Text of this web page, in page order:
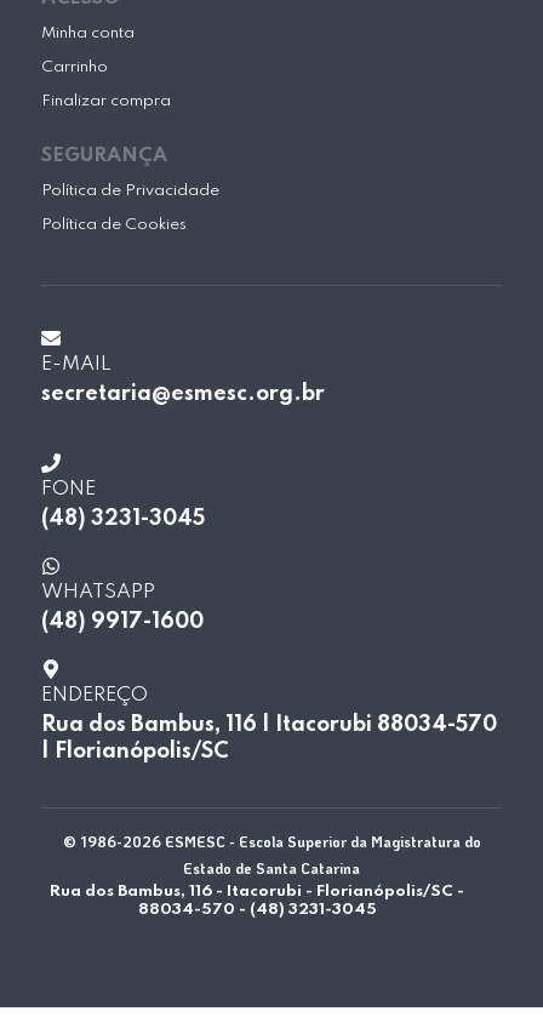
Minha conta
Carrinho
Finalizar compra
SEGURANÇA
Política de Privacidade
Política de Cookies
E-MAIL
secretaria@esmesc.org.br
FONE
(48) 3231-3045
WHATSAPP
(48) 9917-1600
ENDEREÇO
Rua dos Bambus, 116 | Itacorubi 88034-570
| Florianópolis/SC
© 1986-2026 ESMESC - Escola Superior da Magistratura do
Estado de Santa Catarina
Rua dos Bambus, 116 - Itacorubi - Florianópolis/SC -
88034-570 - (48) 3231-3045